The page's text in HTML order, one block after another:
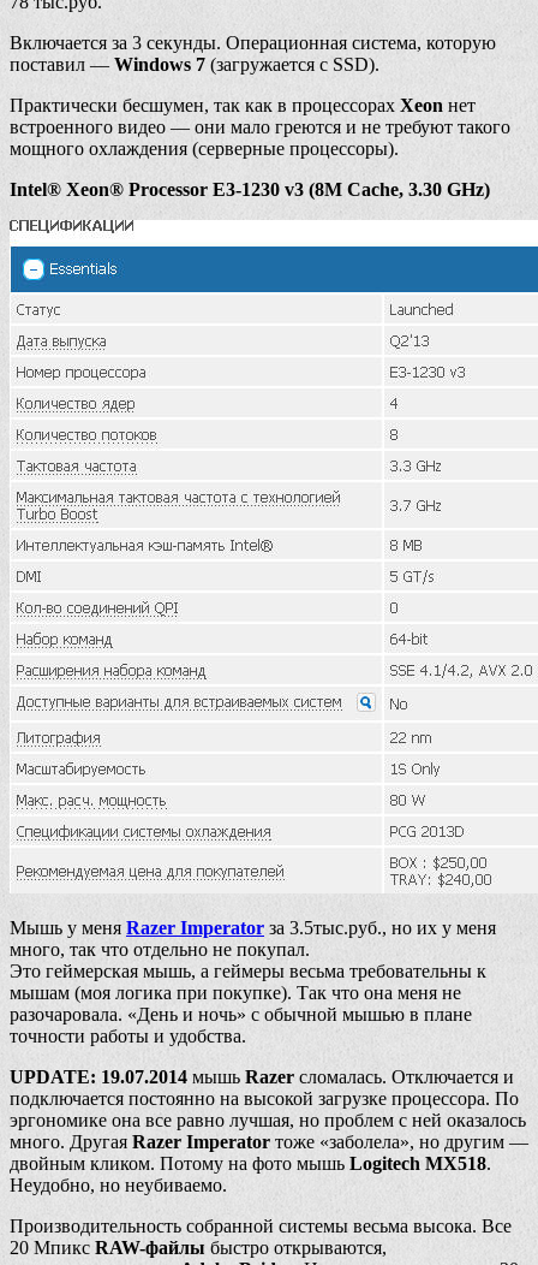
Включается за 3 секунды. Операционная система, которую
поставил —Windows 7 (загружается с SSD).
Практически бесшумен, так как в процессорах Xeon нет
встроенного видео — они мало греются и не требуют такого
мощного охлаждения (серверные процессоры).
Intel® Xeon® Processor E3-1230 v3 (8M Cache, 3.30 GHz)
Мышь у меня Razer Imperator за 3.5тыс.руб., но их у меня
много, так что отдельно не покупал.
Это геймерская мышь, а геймеры весьма требовательны к
мышам (моя логика при покупке). Так что она меня не
разочаровала. «День и ночь» с обычной мышью в плане
точности работы и удобства.
UPDATE: 19.07.2014 мышь Razer сломалась. Отключается и
подключается постоянно на высокой загрузке процессора. По
эргономике она все равно лучшая, но проблем с ней оказалось
много. Другая Razer Imperator тоже «заболела», но другим —
двойным кликом. Потому на фото мышь Logitech MX518.
Неудобно, но неубиваемо.
Производительность собранной системы весьма высока. Все
20 Мпикс RAW-файлы быстро открываются,